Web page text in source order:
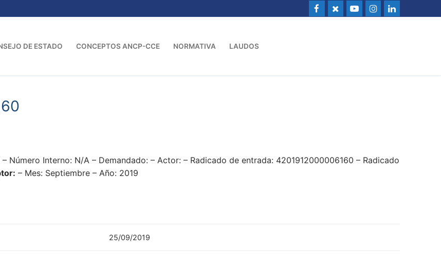
DE ESTADO CONCEPTOS ANCP-CCE NORMATIVA LAUDOS
Número Interno: N/A – Demandado: – Actor: – Radicado de entrada: 4201912000006160 – Radicado
– Mes: Septiembre – Año: 2019
25/09/2019